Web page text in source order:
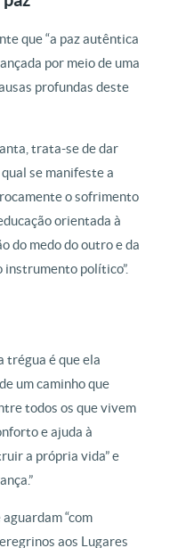
que “a paz autêntica
por meio de uma
profundas deste
trata-se de dar
qual se manifeste a
o sofrimento
orientada à
do medo do outro e da
político”.
trégua é que ela
um caminho que
todos os que vivem
e ajuda à
a própria vida” e
“com
aos Lugares